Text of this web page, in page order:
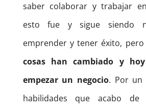
saber colaborar y trabajar
esto fue y sigue siendo
emprender y tener éxito,
cosas han cambiado y
empezar un negocio. Por un
habilidades que acabo de